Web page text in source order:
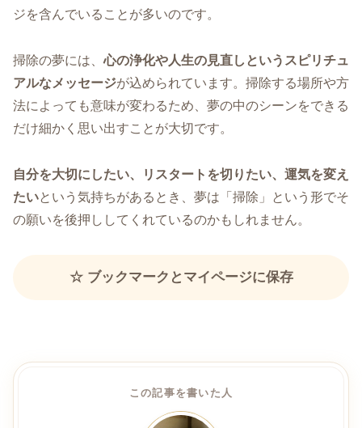
ジを含んでいることが多いのです。
掃除の夢には、心の浄化や人生の見直しというスピリチュ
アルなメッセージが込められています。掃除する場所や方
法によっても意味が変わるため、夢の中のシーンをできる
だけ細かく思い出すことが大切です。
自分を大切にしたい、リスタートを切りたい、運気を変え
たいという気持ちがあるとき、夢は「掃除」という形でそ
の願いを後押ししてくれているのかもしれません。
☆ ブックマークとマイページに保存
この記事を書いた人